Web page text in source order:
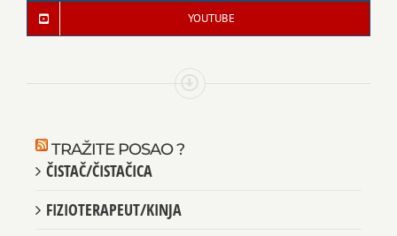
YOUTUBE
TRAŽITE POSAO ?
ČISTAČ/ČISTAČICA
FIZIOTERAPEUT/KINJA